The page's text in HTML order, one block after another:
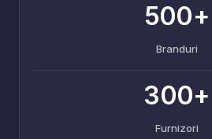
500+
Branduri
300+
Furnizori